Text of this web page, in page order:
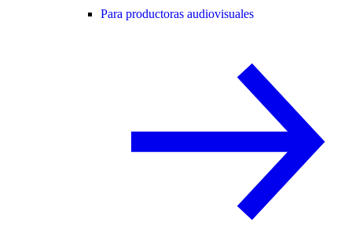
Para productoras audiovisuales